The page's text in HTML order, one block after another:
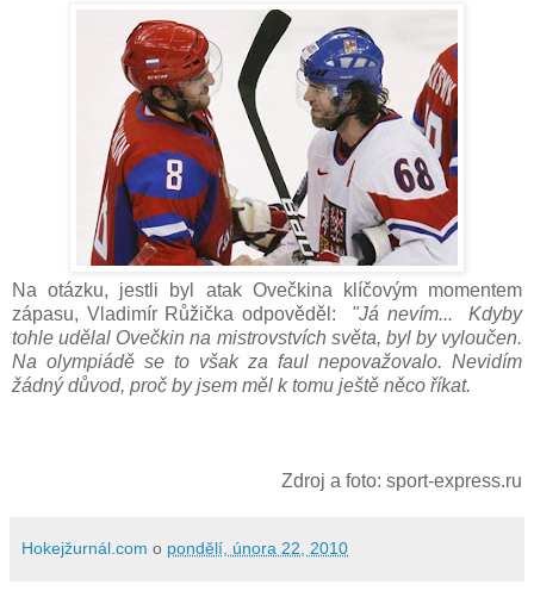
Na otázku, jestli byl atak Ovečkina klíčovým momentem
zápasu, Vladimír Růžička odpověděl: "Já nevím... Kdyby
tohle udělal Ovečkin na mistrovstvích světa, byl by vyloučen.
Na olympiádě se to však za faul nepovažovalo. Nevidím
žádný důvod, proč by jsem měl k tomu ještě něco říkat.
Zdroj a foto: sport-express.ru
Hokejžurnál.com o pondělí, února 22, 2010